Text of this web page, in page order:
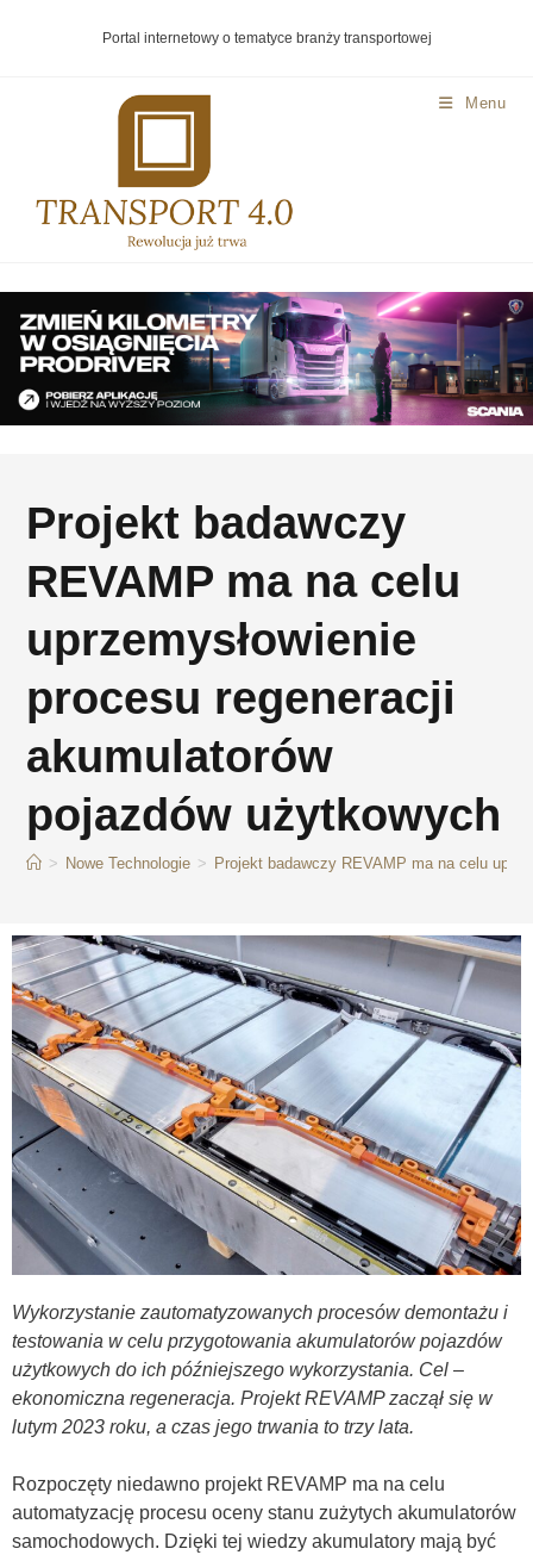
Portal internetowy o tematyce branży transportowej
Menu
Projekt badawczy
REVAMP ma na celu
uprzemysłowienie
procesu regeneracji
akumulatorów
pojazdów użytkowych
> Nowe Technologie > Projekt badawczy REVAMP ma na celu
Wykorzystanie zautomatyzowanych procesów demontażu i
testowania w celu przygotowania akumulatorów pojazdów
użytkowych do ich późniejszego wykorzystania. Cel –
ekonomiczna regeneracja. Projekt REVAMP zaczął się w
lutym 2023 roku, a czas jego trwania to trzy lata.
Rozpoczęty niedawno projekt REVAMP ma na celu
automatyzację procesu oceny stanu zużytych akumulatorów
samochodowych. Dzięki tej wiedzy akumulatory mają być